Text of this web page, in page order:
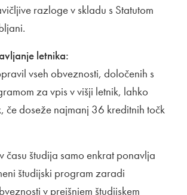
razloge v skladu s Statutom
letnika:
vseh obveznosti, določenih s
za vpis v višji letnik, lahko
če doseže najmanj 36 kreditnih točk
času študija samo enkrat ponavlja
študijski program zaradi
v prejšnjem študijskem